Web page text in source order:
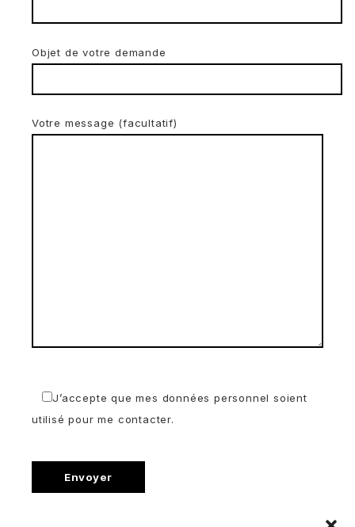
Objet de votre demande
Votre message (facultatif)
J’accepte que mes données personnel soient
utilisé pour me contacter.